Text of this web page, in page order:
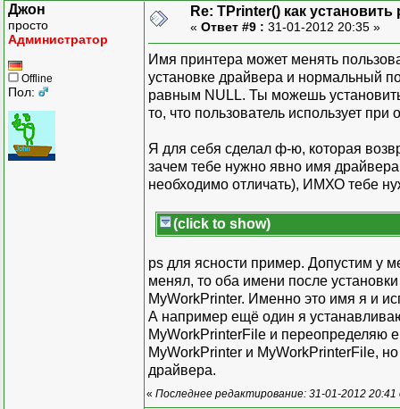
Джон
просто
Администратор
Offline
Пол:
Re: TPrinter() как
« Ответ #9 : 31-01-2012 20:35 »
Имя принтера может менять
установке драйвера и нормальный
равным NULL. Ты можешь
то, что пользователь использует
Я для себя сделал ф-ю, которая
зачем тебе нужно явно имя
необходимо отличать), ИМХО тебе
(click to show)
ps для ясности пример. Допустим у
менял, то оба имени после
MyWorkPrinter. Именно это имя я и
А например ещё один я
MyWorkPrinterFile и переопределяю
MyWorkPrinter и MyWorkPrinterFile,
драйвера.
« Последнее редактирование: 31-01-2012